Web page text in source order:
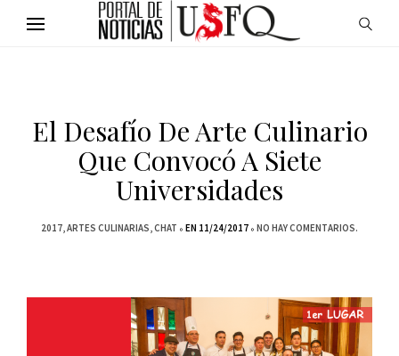
El Desafío De Arte Culinario
Que Convocó A Siete
Universidades
2017 ARTES CULINARIAS CHAT EN 11/24/2017 NO HAY COMENTARIOS.